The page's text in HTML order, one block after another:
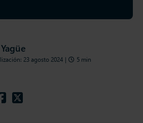
23 agosto 2024 | 5 min